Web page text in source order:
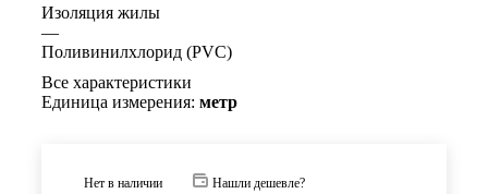
Изоляция жилы
—
Поливинилхлорид (PVC)
Все характеристики
Единица измерения: метр
Нет в наличии Нашли дешевле?